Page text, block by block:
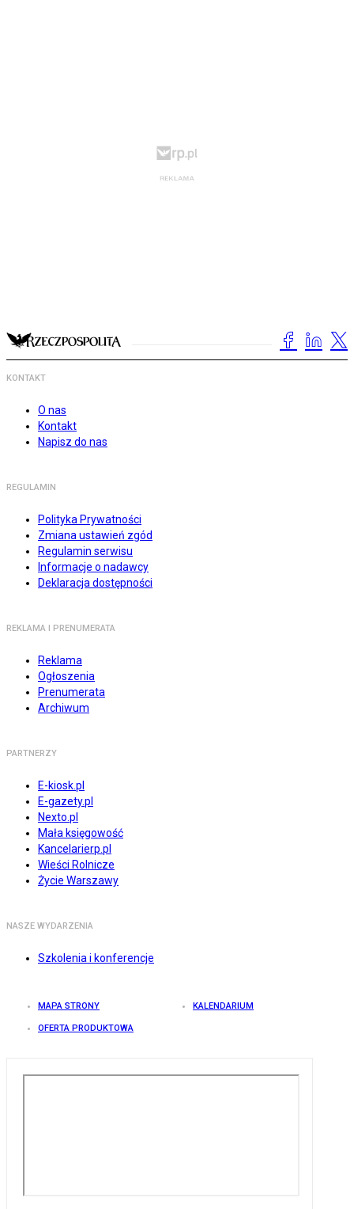
KONTAKT
O nas
Kontakt
Napisz do nas
REGULAMIN
Polityka Prywatności
Zmiana ustawień zgód
Regulamin serwisu
Informacje o nadawcy
Deklaracja dostępności
REKLAMA I PRENUMERATA
Reklama
Ogłoszenia
Prenumerata
Archiwum
PARTNERZY
E-kiosk.pl
E-gazety.pl
Nexto.pl
Mała księgowość
Kancelarierp.pl
Wieści Rolnicze
Życie Warszawy
NASZE WYDARZENIA
Szkolenia i konferencje
MAPA STRONY KALENDARIUM
OFERTA PRODUKTOWA